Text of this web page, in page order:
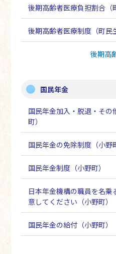
後期高齢者医療負担割合（
後期高齢者医療制度（町民
後期高
国民年金
国民年金加入・脱退・そ
町）
国民年金の免除制度（小野
国民年金制度（小野町）
日本年金機構の職員を名乗
意してください（小野町）
国民年金の給付（小野町）